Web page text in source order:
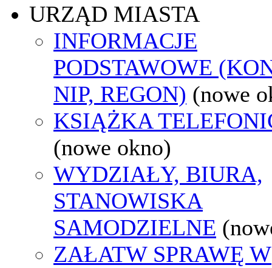
URZĄD MIASTA
INFORMACJE
PODSTAWOWE
NIP, REGON) (nowe
KSIĄŻKA
(nowe okno)
WYDZIAŁY, BIURA,
STANOWISKA
SAMODZIELNE
ZAŁATW SPRAWĘ W